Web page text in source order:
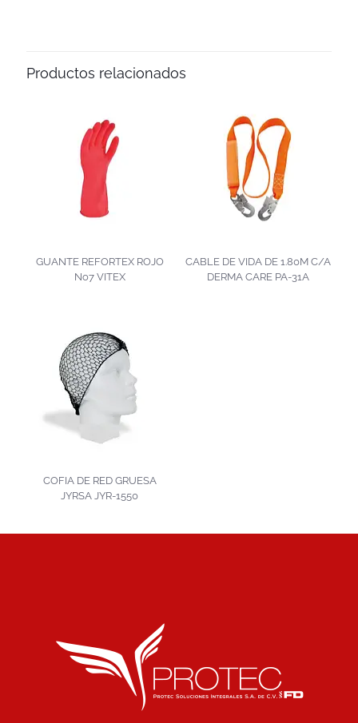
Productos relacionados
GUANTE REFORTEX ROJO
No7 VITEX
CABLE DE VIDA DE 1.80M C/A
DERMA CARE PA-31A
COFIA DE RED GRUESA
JYRSA JYR-1550